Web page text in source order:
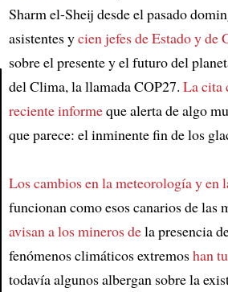
Article
Sharm el-Sheij desde el pasado
asistentes ycien jefes de Estado y de
sobre el presente y el futuro del
del Clima, la llamada COP27. La cita
reciente informeque alerta de algo
que parece: el inminente fin de los
Los cambios en la meteorología y en
funcionan como esos canarios de las
avisan a los mineros dela presencia
fenómenos climáticos extremoshan
todavía algunos albergan sobre la